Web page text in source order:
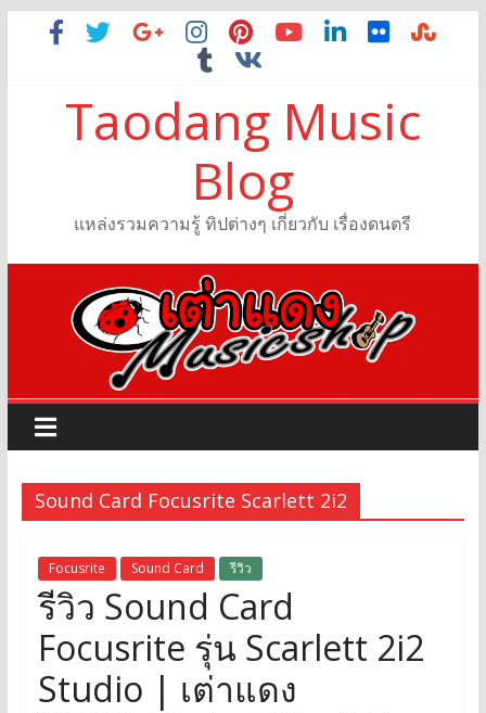
Taodang Music
Blog
แหล่งรวมความรู้ ทิปต่างๆ เกี่ยวกับ เรื่องดนตรี
Sound Card Focusrite Scarlett 2i2
Focusrite Sound Card รีวิว
รีวิว Sound Card
Focusrite รุ่น Scarlett 2i2
Studio | เต่าแดง